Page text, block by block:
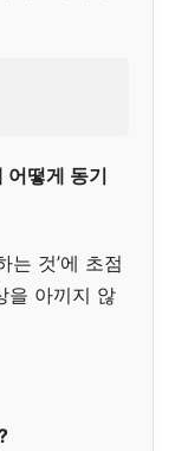
어떻게 동기
는 것’에 초점
을 아끼지 않